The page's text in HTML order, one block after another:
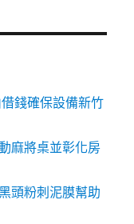
錢確保設備新竹
麻將桌並彰化房
頭粉刺泥膜幫助